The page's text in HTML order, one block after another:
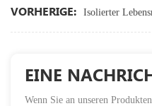
VORHERIGE: Isolierter
EINE
Wenn Sie an unseren